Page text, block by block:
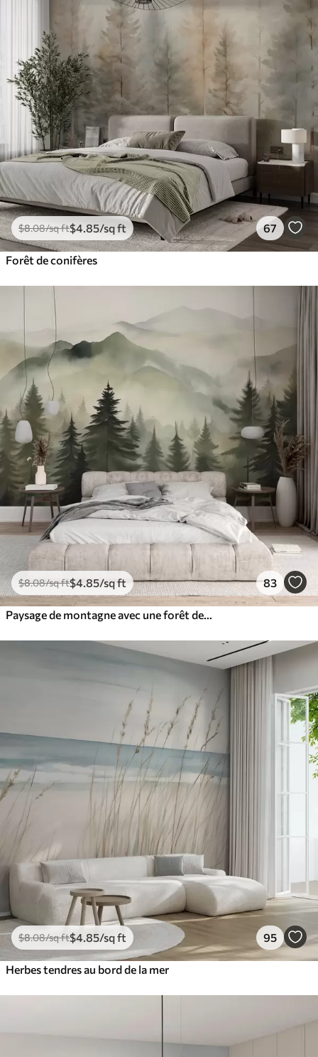
$8.08/sq ft$4 .85/sq ft 67
Forêt de conifères
$8.08/sq ft$4 .85/sq ft 83
$8.08/sq ft$4 .85/sq ft 95
Herbes tendres au bord de la mer